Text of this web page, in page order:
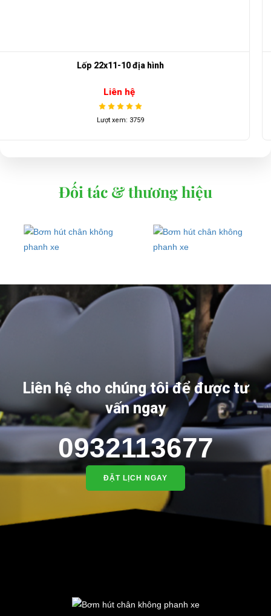
Sạc CH4200-48V-25AH
Liên hệ
Lượt xem: 4031
Đối tác & thương hiệu
Liên hệ cho chúng tôi để được tư
vấn ngay
0932113677
ĐẶT LỊCH NGAY